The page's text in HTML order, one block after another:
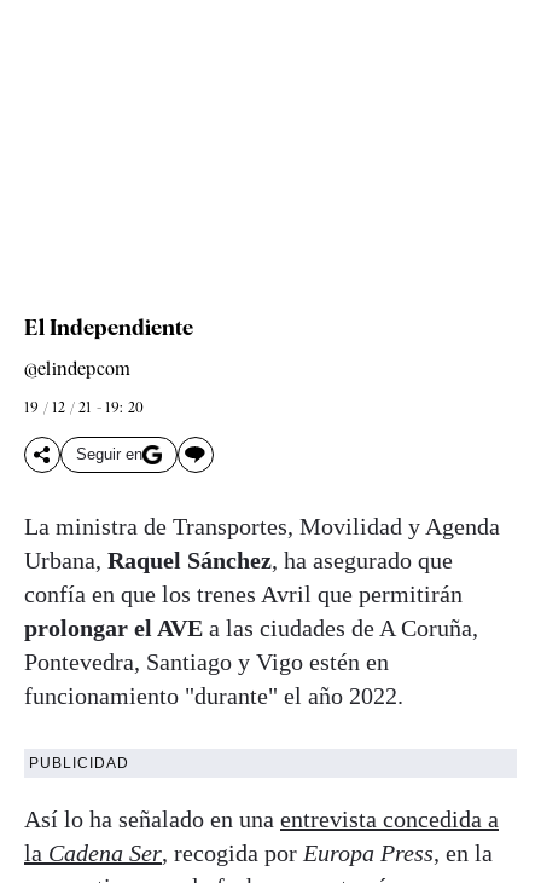
El Independiente
@elindepcom
19 / 12 / 21 - 19: 20
Seguir en
La ministra de Transportes, Movilidad y Agenda
Urbana, Raquel Sánchez, ha asegurado que
confía en que los trenes Avril que permitirán
prolongar el AVE a las ciudades de A Coruña,
Pontevedra, Santiago y Vigo estén en
funcionamiento "durante" el año 2022.
PUBLICIDAD
Así lo ha señalado en una entrevista concedida a
la Cadena Ser, recogida por Europa Press, en la